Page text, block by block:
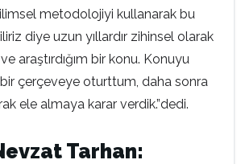
metodolojiyi kullanarak bu
diye uzun yıllardır zihinsel olarak
araştırdığım bir konu. Konuyu
çerçeveye oturttum, daha sonra
ele almaya karar verdik.”dedi.
Tarhan: